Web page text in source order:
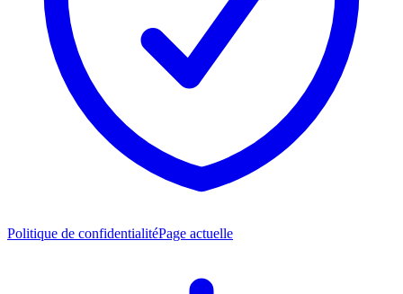
Politique de confidentialitéPage actuelle